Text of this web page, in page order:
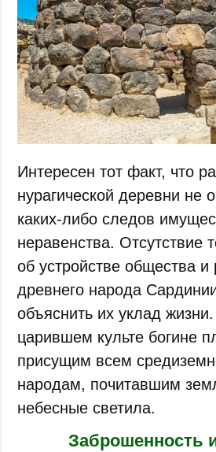
Интересен тот факт, что
нурагической деревни не
каких-либо следов
неравенства. Отсутствие
об устройстве общества и
древнего народа
объяснить их уклад
царившем культе богине
присущим всем
народам, почитавшим
небесные светила.
Заброшенность